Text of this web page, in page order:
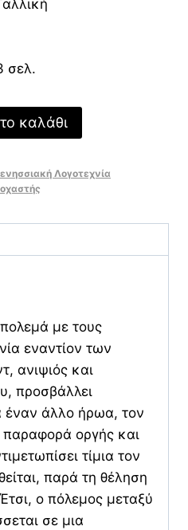
σελ.
καλάθι
Λογοτεχνία
με τους
εναντίον των
ανιψιός και
προσβάλλει
έναν άλλο ήρωα, τον
οργής και
τίμια τον
παρά τη θέληση
ο πόλεμος μεταξύ
σε μια